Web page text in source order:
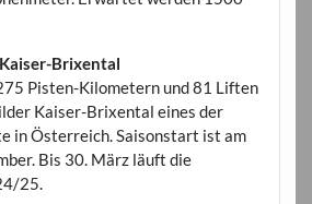
Brixental
Pisten-Kilometern und 81 Liften
Kaiser-Brixental eines der
in Österreich. Saisonstart ist am
Bis 30. März läuft die
25.